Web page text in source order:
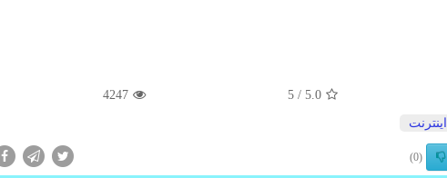
5.0
/ 5
4247
اینترنت
(0)